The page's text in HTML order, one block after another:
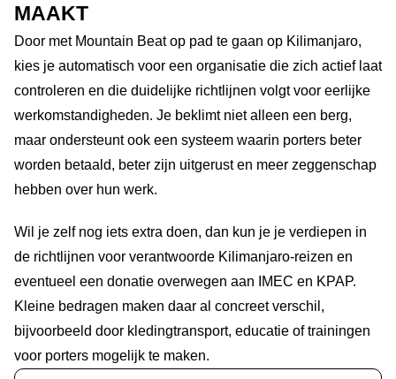
MAAKT
Door met Mountain Beat op pad te gaan op Kilimanjaro,
kies je automatisch voor een organisatie die zich actief laat
controleren en die duidelijke richtlijnen volgt voor eerlijke
werkomstandigheden. Je beklimt niet alleen een berg,
maar ondersteunt ook een systeem waarin porters beter
worden betaald, beter zijn uitgerust en meer zeggenschap
hebben over hun werk.
Wil je zelf nog iets extra doen, dan kun je je verdiepen in
de richtlijnen voor verantwoorde Kilimanjaro-reizen en
eventueel een donatie overwegen aan IMEC en KPAP.
Kleine bedragen maken daar al concreet verschil,
bijvoorbeeld door kledingtransport, educatie of trainingen
voor porters mogelijk te maken.